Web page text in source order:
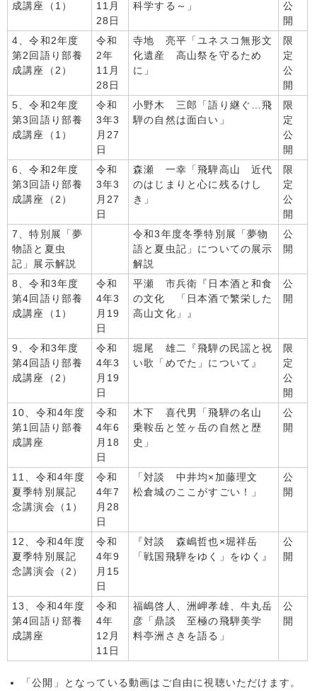
成講座（1）
11月
28日
科学する～」
公
開
4、令和2年度
第2回語り部養
成講座（2）
令和
2年
11月
28日
寺地 亮平「ユネスコ無形文
化遺産 高山祭を守るため
に」
限
定
公
開
5、令和2年度
第3回語り部養
成講座（1）
令和
3年3
月27
日
小野木 三郎「語り継ぐ…飛
騨の自然は面白い」
限
定
公
開
6、令和2年度
第3回語り部養
成講座（2）
令和
3年3
月27
日
森瀬 一幸「飛騨高山 近代
のはじまりと心に残るけし
き」
限
定
公
開
7、特別展「夢
物語と夏虫
記」展示解説
令和3年度冬季特別展「夢物
語と夏虫記」についての展示
解説
公
開
8、令和3年度
第4回語り部養
成講座（1）
令和
4年3
月19
日
平瀬 市兵衛『日本酒と和食
の文化 「日本酒で繁栄した
高山文化」』
公
開
9、令和3年度
第4回語り部養
成講座（2）
令和
4年3
月19
日
堀尾 雄二『飛騨の民謡と祝
い歌「めでた」について』
限
定
公
開
10、令和4年度
第1回語り部養
成講座
令和
4年6
月18
日
木下 喜代男「飛騨の名山
乗鞍岳と笠ヶ岳の自然と歴
史」
公
開
11、令和4年度
夏季特別展記
念講演会（1）
令和
4年7
月28
日
「対談 中井均×加藤理文
松倉城のここがすごい！」
公
開
12、令和4年度
夏季特別展記
念講演会（2）
令和
4年9
月15
日
『対談 森嶋哲也×堀祥岳
「戦国飛騨をゆく」をゆく』
公
開
13、令和4年度
第4回語り部養
成講座
令和
4年
12月
11日
福嶋啓人、洲岬孝雄、牛丸岳
彦「鼎談 至極の飛騨美学
料亭洲さきを語る」
公
開
「公開」となっている動画はご自由に視聴いただけます。